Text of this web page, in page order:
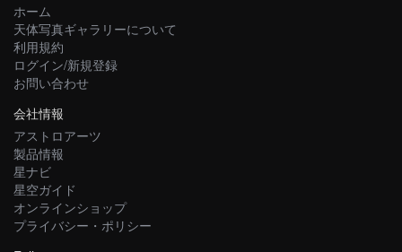
ホーム
天体写真ギャラリーについて
利用規約
ログイン/新規登録
お問い合わせ
会社情報
アストロアーツ
製品情報
星ナビ
星空ガイド
オンラインショップ
プライバシー・ポリシー